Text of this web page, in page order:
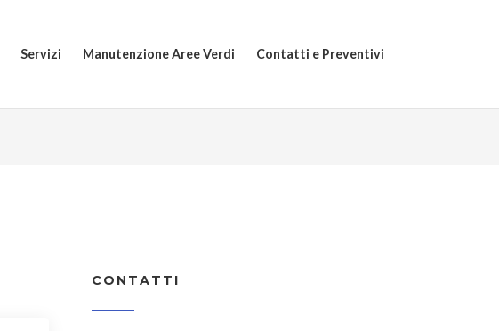
Servizi Manutenzione Aree Verdi Contatti e Preventivi
CONTATTI